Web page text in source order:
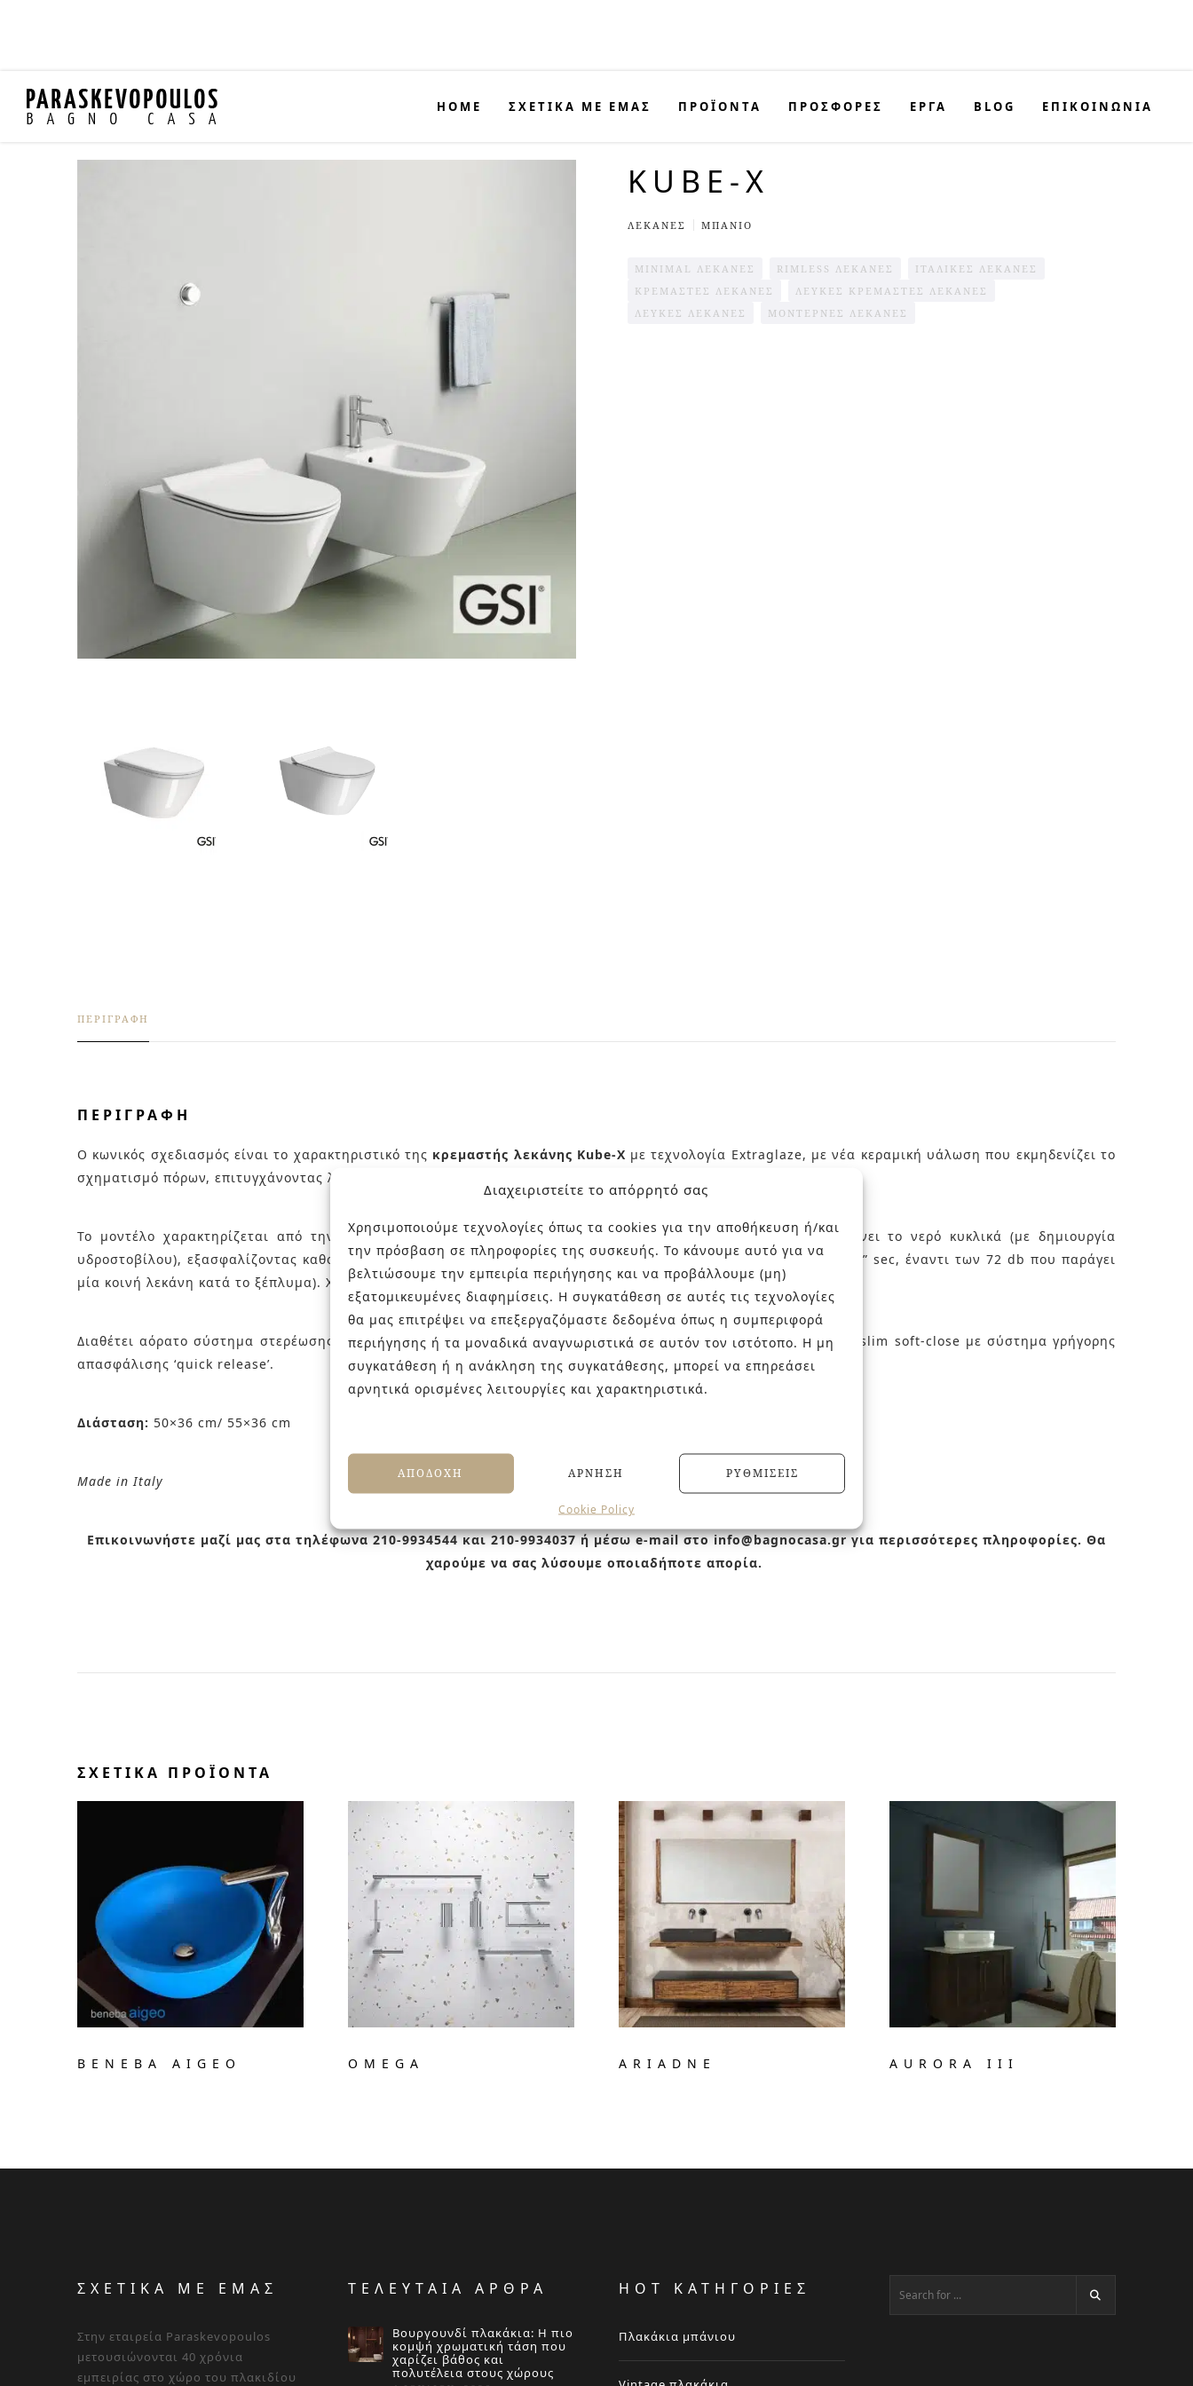
Διαχειριστείτε το απόρρητό σας
Χρησιμοποιούμε τεχνολογίες όπως τα cookies για την αποθήκευση ή/και
την πρόσβαση σε πληροφορίες της συσκευής. Το κάνουμε αυτό για να
βελτιώσουμε την εμπειρία περιήγησης και να προβάλλουμε (μη)
εξατομικευμένες διαφημίσεις. Η συγκατάθεση σε αυτές τις τεχνολογίες
θα μας επιτρέψει να επεξεργαζόμαστε δεδομένα όπως η συμπεριφορά
περιήγησης ή τα μοναδικά αναγνωριστικά σε αυτόν τον ιστότοπο. Η μη
συγκατάθεση ή η ανάκληση της συγκατάθεσης, μπορεί να επηρεάσει
αρνητικά ορισμένες λειτουργίες και χαρακτηριστικά.
ΑΠΟΔΟΧΉ ΆΡΝΗΣΗ ΡΥΘΜΊΣΕΙΣ
Cookie Policy
HOME ΣΧΕΤΙΚΑ ΜΕ ΕΜΑΣ ΠΡΟΪΟΝΤΑ ΠΡΟΣΦΟΡΈΣ ΕΡΓΑ BLOG ΕΠΙΚΟΙΝΩΝΊΑ
KUBE-X
ΛΕΚΑΝΕΣ ΜΠΆΝΙΟ
MINIMAL ΛΕΚΆΝΕΣ RIMLESS ΛΕΚΆΝΕΣ
ΙΤΑΛΙΚΈΣ ΛΕΚΆΝΕΣ
ΚΡΕΜΑΣΤΕΣ ΛΕΚΑΝΕΣ
ΛΕΥΚΈΣ ΚΡΕΜΑΣΤΈΣ ΛΕΚΆΝΕΣ
ΛΕΥΚΈΣ ΛΕΚΆΝΕΣ
ΜΟΝΤΕΡΝΕΣ ΛΕΚΑΝΕΣ
ΠΕΡΙΓΡΑΦΉ
ΠΕΡΙΓΡΑΦΉ
Ο κωνικός σχεδιασμός είναι το χαρακτηριστικό της κρεμαστής λεκάνης Kube-X με τεχνολογία Extraglaze, με νέα κεραμική υάλωση που εκμηδενίζει το
σχηματισμό πόρων, επιτυγχάνοντας λεία και λαμπερή επιφάνεια για εύκολο καθαρισμό, ενώ δεν “πιάνει” άλατα.
Το μοντέλο χαρακτηρίζεται από την τεχνολογία Swirlflush για υδροδυναμική και αθόρυβη έκπλυση. Κατευθύνει το νερό κυκλικά (με δημιουργία
υδροστοβίλου), εξασφαλίζοντας καθολικό καθαρισμό, χωρίς τον τυπικό ενοχλητικό θόρυβο (Μόνο 64db max για 1” sec, έναντι των 72 db που παράγει
μία κοινή λεκάνη κατά το ξέπλυμα). Χαρίζει καθαρή λεκάνη με 1 μόνο ξέπλυμα, 4,5lt νερού.
Διαθέτει αόρατο σύστημα στερέωσης και rimless χείλος. Δαθέσιμη με κάλυμμα βακελίτη slim soft-close ή super-slim soft-close με σύστημα γρήγορης
απασφάλισης ‘quick release’.
Διάσταση: 50×36 cm/ 55×36 cm
Made in Italy
Επικοινωνήστε μαζί μας στα τηλέφωνα 210-9934544 και 210-9934037 ή μέσω e-mail στο info@bagnocasa.gr για περισσότερες πληροφορίες. Θα
χαρούμε να σας λύσουμε οποιαδήποτε απορία.
ΣΧΕΤΙΚΆ ΠΡΟΪΌΝΤΑ
BENEBA AIGEO OMEGA ARIADNE AURORA III
ΣΧΕΤΙΚΑ ΜΕ ΕΜΑΣ
Στην εταιρεία Paraskevopoulos
μετουσιώνονται 40 χρόνια
εμπειρίας στο χώρο του πλακιδίου
ΤΕΛΕΥΤΑΙΑ ΑΡΘΡΑ
Βουργουνδί πλακάκια: Η πιο
κομψή χρωματική τάση που
χαρίζει βάθος και
πολυτέλεια στους χώρους
HOT ΚΑΤΗΓΟΡΙΕΣ
Πλακάκια μπάνιου